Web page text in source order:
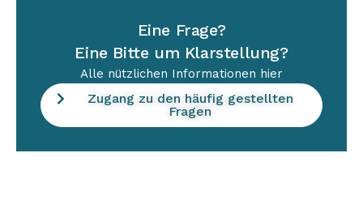
Eine Frage?
Eine Bitte um Klarstellung?
Alle nützlichen Informationen hier
Zugang zu den häufig gestellten
Fragen